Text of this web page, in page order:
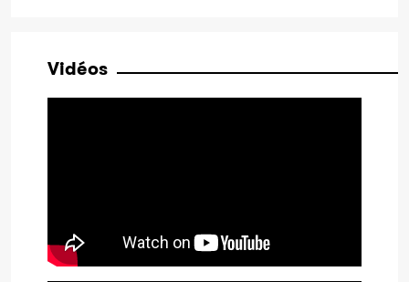
Vidéos